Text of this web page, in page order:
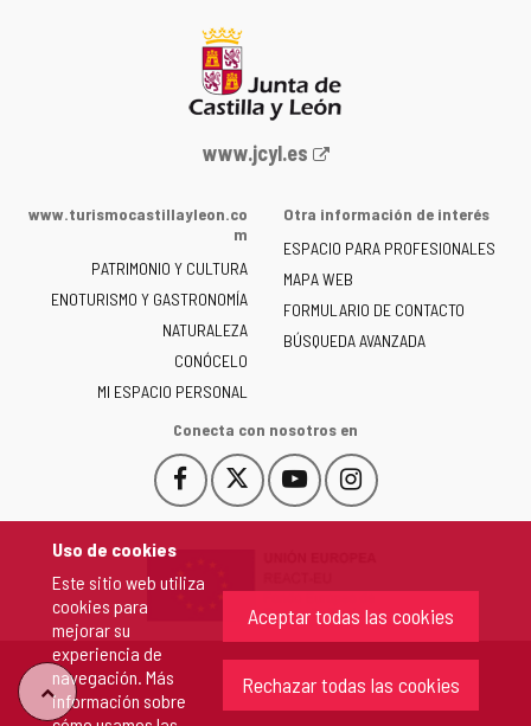
Uso de cookies
Este sitio web utiliza
cookies para
mejorar su
experiencia de
navegación. Más
información sobre
Aceptar todas las cookies
Rechazar todas las cookies
Portal
la
de
Castilla
y
León
-
www.jcyl.es
www.turismocastillayleon.co
m
PATRIMONIO Y CULTURA
ENOTURISMO Y GASTRONOMÍA
NATURALEZA
CONÓCELO
MI ESPACIO PERSONAL
Otra información de interés
ESPACIO PARA PROFESIONALES
MAPA WEB
FORMULARIO DE CONTACTO
BÚSQUEDA AVANZADA
Conecta con nosotros en
Facebook
Este
enlace
en
nueva.
Este
enlace
una
ventana
nueva.
YouTube
Este
enlace
una
ventana
nueva.
Instagram
Este
enlace
una
ventana
nueva.
"Volver